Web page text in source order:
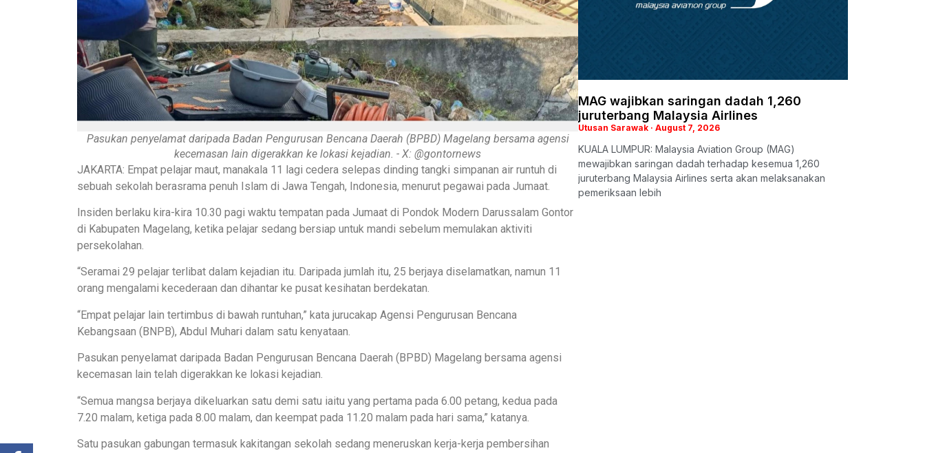
Pasukan penyelamat daripada Badan Pengurusan Bencana Daerah (BPBD) Magelang bersama agensi
kecemasan lain digerakkan ke lokasi kejadian. - X: @gontornews
JAKARTA: Empat pelajar maut, manakala 11 lagi cedera selepas dinding tangki simpanan air runtuh di
sebuah sekolah berasrama penuh Islam di Jawa Tengah, Indonesia, menurut pegawai pada Jumaat.
Insiden berlaku kira-kira 10.30 pagi waktu tempatan pada Jumaat di Pondok Modern Darussalam Gontor
di Kabupaten Magelang, ketika pelajar sedang bersiap untuk mandi sebelum memulakan aktiviti
persekolahan.
“Seramai 29 pelajar terlibat dalam kejadian itu. Daripada jumlah itu, 25 berjaya diselamatkan, namun 11
orang mengalami kecederaan dan dihantar ke pusat kesihatan berdekatan.
“Empat pelajar lain tertimbus di bawah runtuhan,” kata jurucakap Agensi Pengurusan Bencana
Kebangsaan (BNPB), Abdul Muhari dalam satu kenyataan.
Pasukan penyelamat daripada Badan Pengurusan Bencana Daerah (BPBD) Magelang bersama agensi
kecemasan lain telah digerakkan ke lokasi kejadian.
“Semua mangsa berjaya dikeluarkan satu demi satu iaitu yang pertama pada 6.00 petang, kedua pada
7.20 malam, ketiga pada 8.00 malam, dan keempat pada 11.20 malam pada hari sama,” katanya.
Satu pasukan gabungan termasuk kakitangan sekolah sedang meneruskan kerja-kerja pembersihan
MAG wajibkan saringan dadah 1,260
juruterbang Malaysia Airlines
Utusan Sarawak August 7, 2026
KUALA LUMPUR: Malaysia Aviation Group (MAG)
mewajibkan saringan dadah terhadap kesemua 1,260
juruterbang Malaysia Airlines serta akan melaksanakan
pemeriksaan lebih